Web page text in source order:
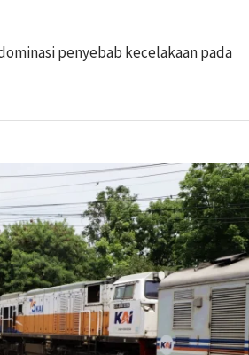
penyebab kecelakaan pada